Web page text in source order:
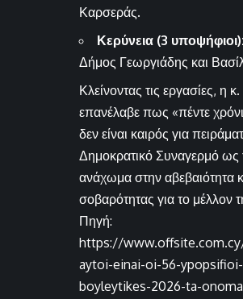
Καρσεράς.
Κερύνεια (3 υποψήφιοι):
Δήμος Γεωργιάδης και
Κλείνοντας τις εργασίες, η
επανέλαβε πως «πέντε
δεν είναι καιρός για
Δημοκρατικό Συναγερμό ως
ανάχωμα στην αβεβαιότητα
σοβαρότητας για το μέλλον
Πηγή:
https://
aytoi-einai-oi-56-
boyleytikes-2026-ta-